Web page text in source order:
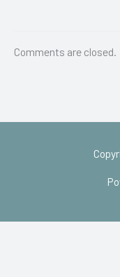
Comments are closed.